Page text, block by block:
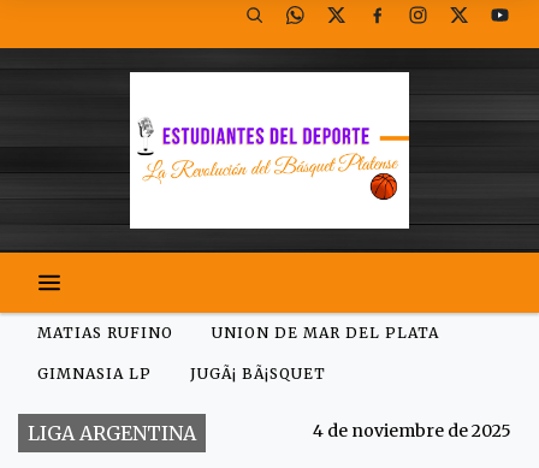
MATIAS RUFINO UNION DE MAR DEL PLATA
GIMNASIA LP JUGÃ¡ BÃ¡SQUET
LIGA ARGENTINA 4 de noviembre de 2025